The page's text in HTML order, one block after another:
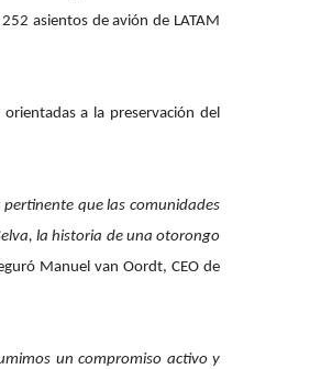
asientos de avión de LATAM
a la preservación del
pertinente que las comunidades
la historia de una otorongo
Manuel van Oordt, CEO de
un compromiso activo y